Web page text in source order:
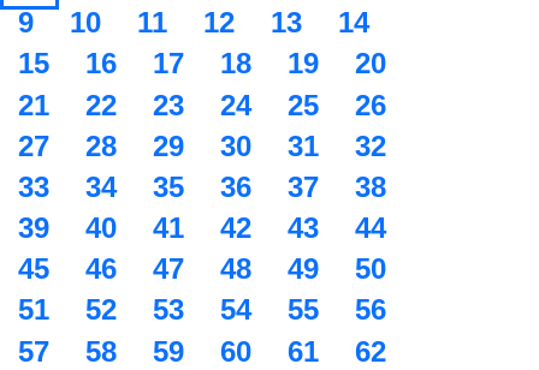
9
10 11 12 13
14
15
16 17 18 19
20
21
22 23 24 25
26
27
28 29 30 31
32
33
34 35 36 37
38
39
40 41 42 43
44
45
46 47 48 49
50
51
52 53 54 55
56
57
58 59 60 61
62